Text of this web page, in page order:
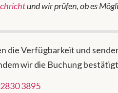
und wir prüfen, ob es
die Verfügbarkeit und
wir die Buchung
3895